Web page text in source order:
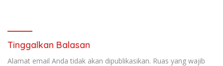
Tinggalkan Balasan
Alamat email Anda tidak akan dipublikasikan. Ruas yang wajib